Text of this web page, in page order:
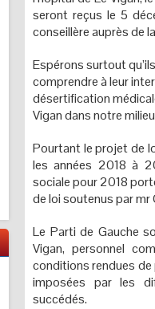
seront reçus le 5
conseillère auprès de
Espérons surtout
comprendre à leur
désertification
Vigan dans notre
Pourtant le projet de
les années 2018 à
sociale pour2018
de loi soutenus par mr
Le Parti de Gauche
Vigan, personnel
conditions rendues de
imposées par les
succédés.